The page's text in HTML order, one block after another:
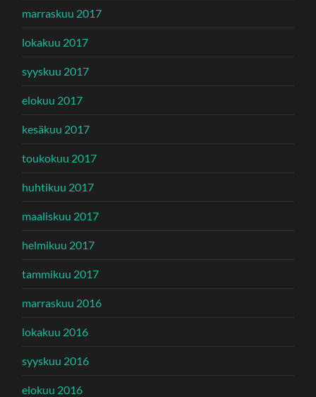
marraskuu 2017
lokakuu 2017
syyskuu 2017
elokuu 2017
kesäkuu 2017
toukokuu 2017
huhtikuu 2017
maaliskuu 2017
helmikuu 2017
tammikuu 2017
marraskuu 2016
lokakuu 2016
syyskuu 2016
elokuu 2016